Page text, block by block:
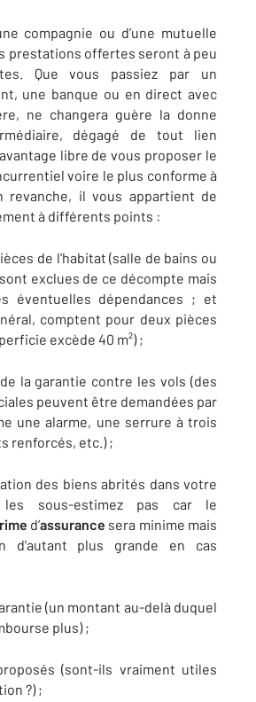
compagnie ou d’une mutuelle
prestations offertes seront à peu
Que vous passiez par un
une banque ou en direct avec
ne changera guère la donne
dégagé de tout lien
libre de vous proposer le
voire le plus conforme à
revanche, il vous appartient de
à différents points :
de l'habitat (salle de bains ou
exclues de ce décompte mais
éventuelles dépendances ; et
comptent pour deux pièces
excède 40 m²) ;
la garantie contre les vols (des
peuvent être demandées par
une alarme, une serrure à trois
renforcés, etc.) ;
des biens abrités dans votre
les sous-estimez pas car le
d’assurance sera minime mais
d'autant plus grande en cas
(un montant au-delà duquel
plus) ;
(sont-ils vraiment utiles
?) ;